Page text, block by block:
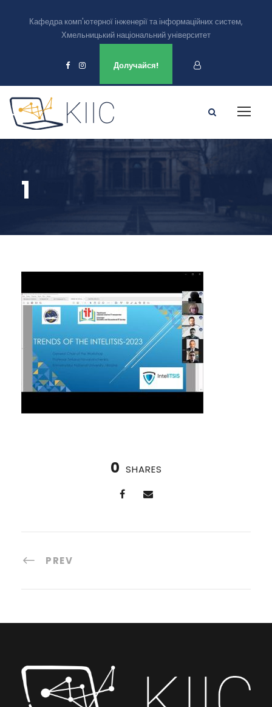
Кафедра комп'ютерної інженерії та інформаційних систем,
Хмельницький національний університет
Долучайся!
1
0 SHARES
PREV